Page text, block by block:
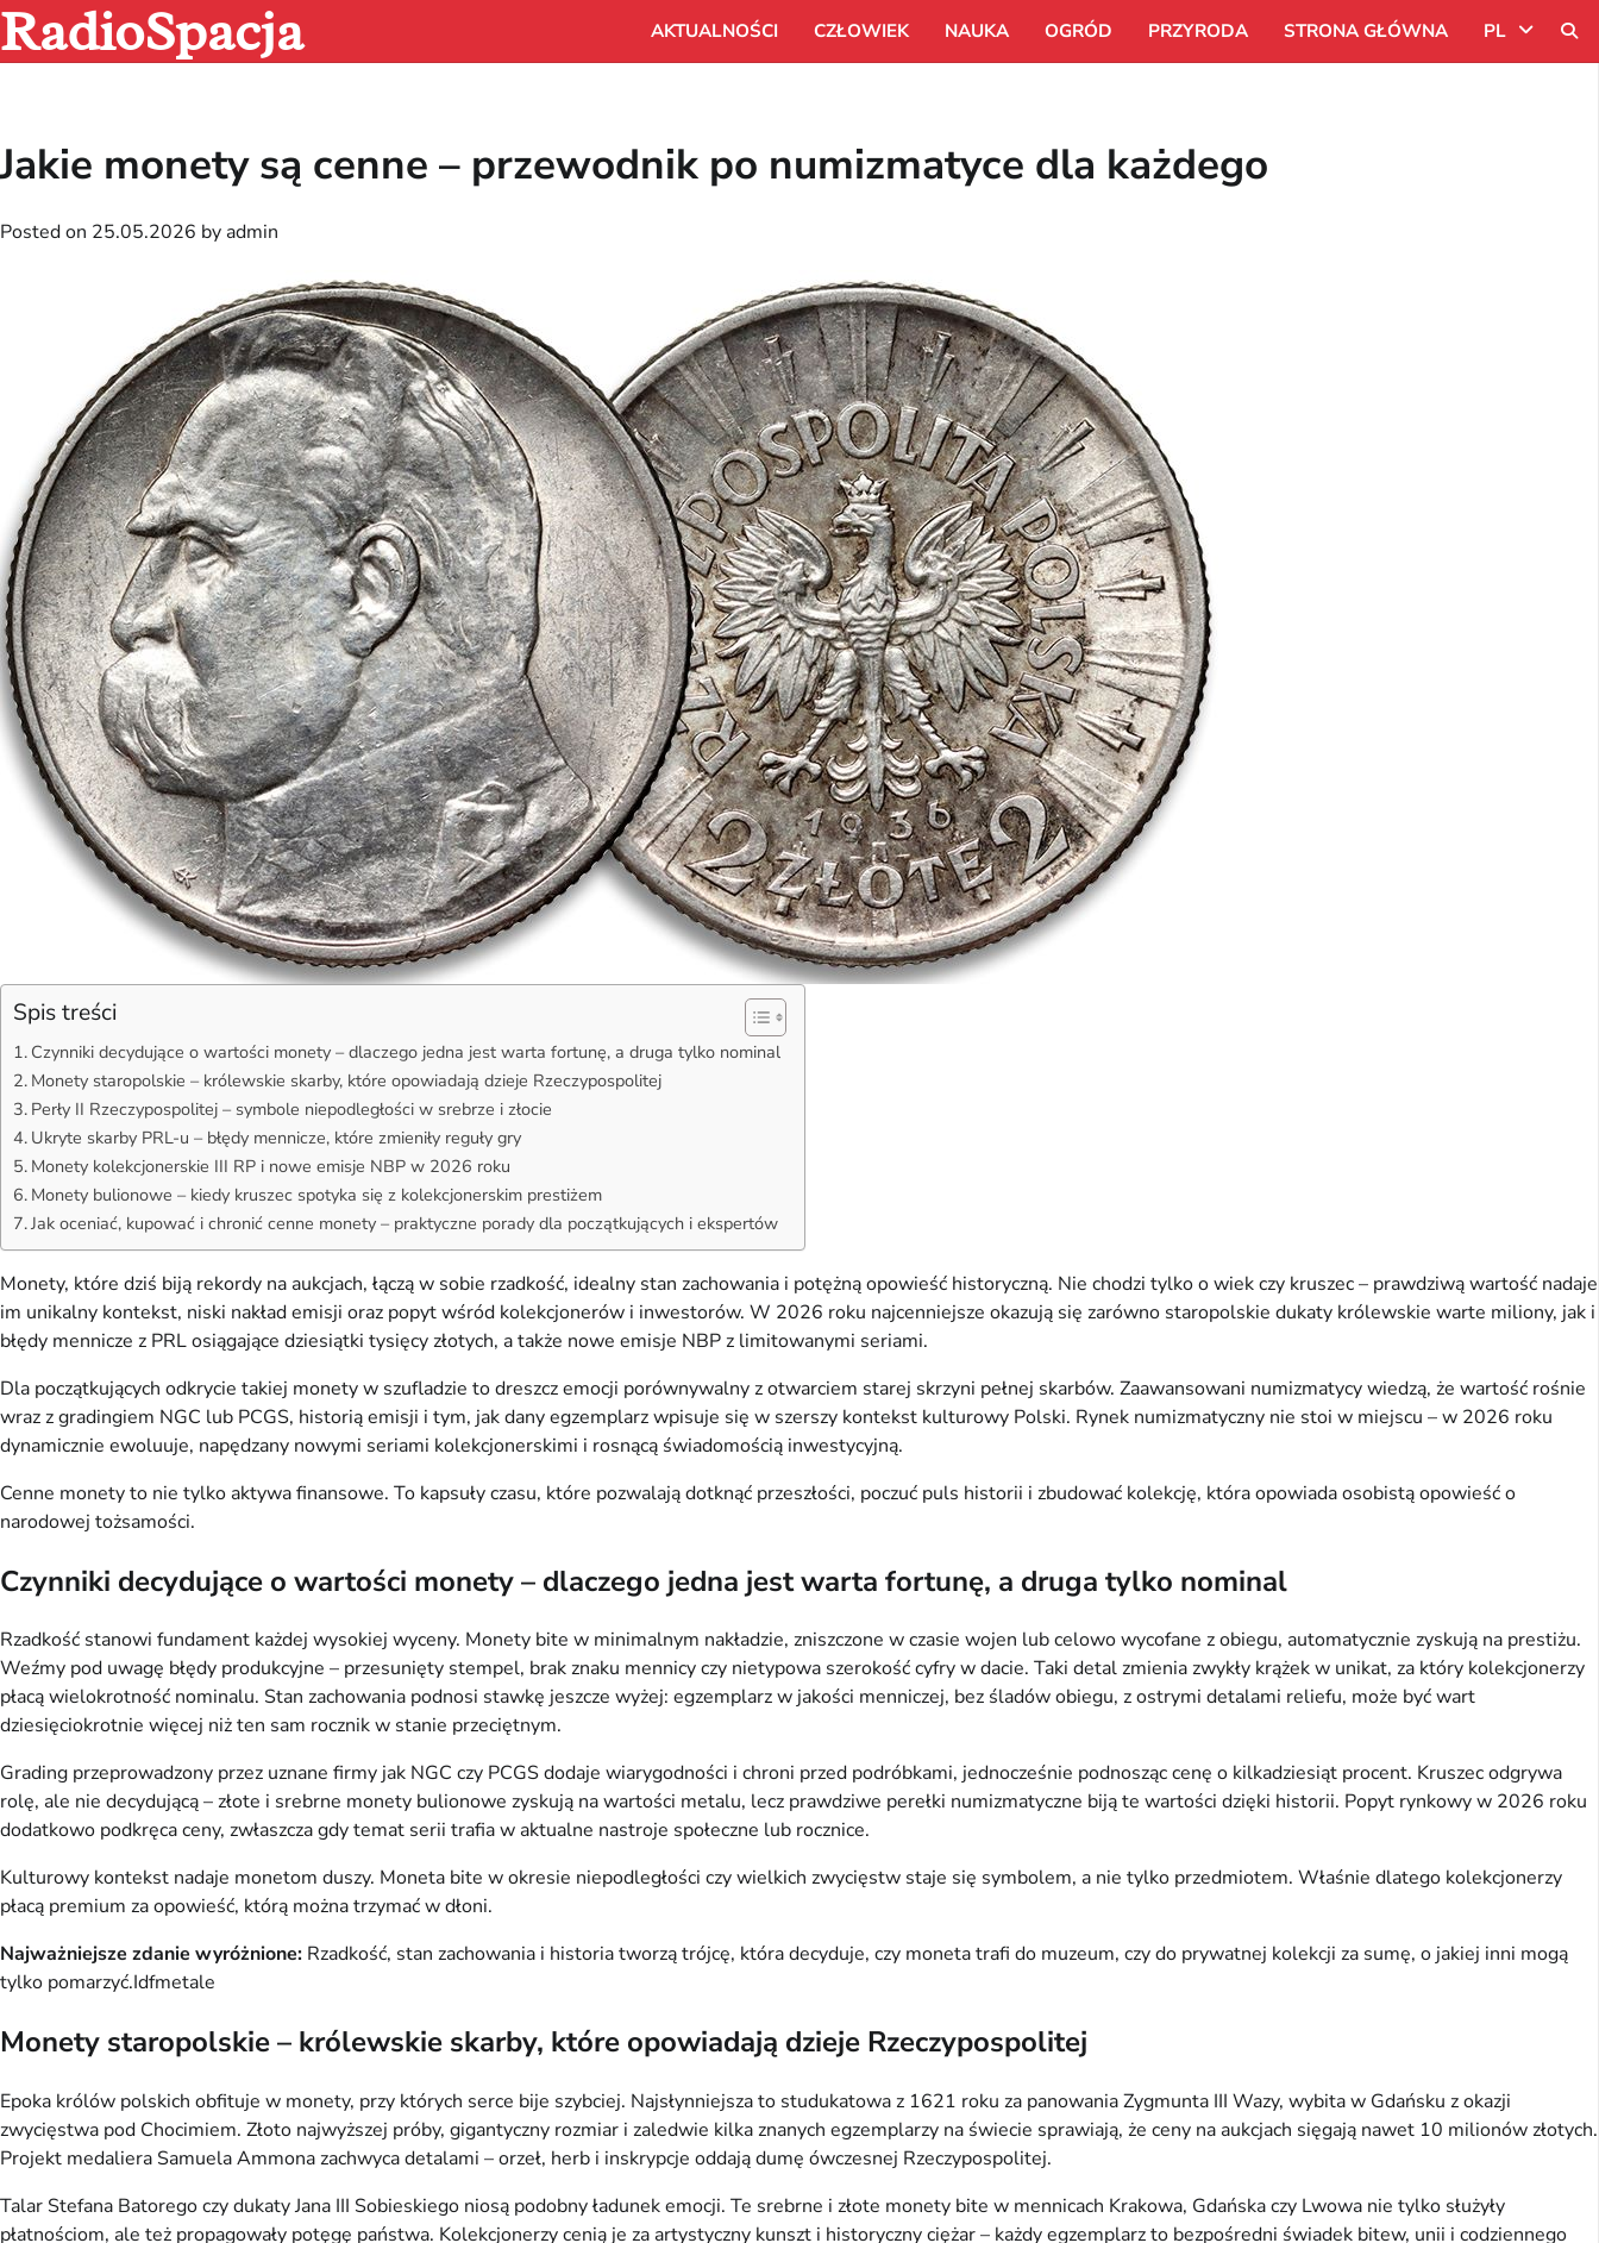
Skip
to
content
RadioSpacja AKTUALNOŚCI CZŁOWIEK NAUKA OGRÓD PRZYRODA STRONA GŁÓWNA PL
Jakie monety są cenne – przewodnik po numizmatyce dla każdego
Posted on 25.05.2026 by admin
Spis treści
Czynniki decydujące o wartości monety – dlaczego jedna jest warta fortunę, a druga tylko nominal
Monety staropolskie – królewskie skarby, które opowiadają dzieje Rzeczypospolitej
Perły II Rzeczypospolitej – symbole niepodległości w srebrze i złocie
Ukryte skarby PRL-u – błędy mennicze, które zmieniły reguły gry
Monety kolekcjonerskie III RP i nowe emisje NBP w 2026 roku
Monety bulionowe – kiedy kruszec spotyka się z kolekcjonerskim prestiżem
Jak oceniać, kupować i chronić cenne monety – praktyczne porady dla początkujących i ekspertów
Monety, które dziś biją rekordy na aukcjach, łączą w sobie rzadkość, idealny stan zachowania i potężną opowieść historyczną. Nie chodzi tylko o wiek czy kruszec – prawdziwą wartość nadaje
im unikalny kontekst, niski nakład emisji oraz popyt wśród kolekcjonerów i inwestorów. W 2026 roku najcenniejsze okazują się zarówno staropolskie dukaty królewskie warte miliony, jak i
błędy mennicze z PRL osiągające dziesiątki tysięcy złotych, a także nowe emisje NBP z limitowanymi seriami.
Dla początkujących odkrycie takiej monety w szufladzie to dreszcz emocji porównywalny z otwarciem starej skrzyni pełnej skarbów. Zaawansowani numizmatycy wiedzą, że wartość rośnie
wraz z gradingiem NGC lub PCGS, historią emisji i tym, jak dany egzemplarz wpisuje się w szerszy kontekst kulturowy Polski. Rynek numizmatyczny nie stoi w miejscu – w 2026 roku
dynamicznie ewoluuje, napędzany nowymi seriami kolekcjonerskimi i rosnącą świadomością inwestycyjną.
Cenne monety to nie tylko aktywa finansowe. To kapsuły czasu, które pozwalają dotknąć przeszłości, poczuć puls historii i zbudować kolekcję, która opowiada osobistą opowieść o
narodowej tożsamości.
Czynniki decydujące o wartości monety – dlaczego jedna jest warta fortunę, a druga tylko nominal
Rzadkość stanowi fundament każdej wysokiej wyceny. Monety bite w minimalnym nakładzie, zniszczone w czasie wojen lub celowo wycofane z obiegu, automatycznie zyskują na prestiżu.
Weźmy pod uwagę błędy produkcyjne – przesunięty stempel, brak znaku mennicy czy nietypowa szerokość cyfry w dacie. Taki detal zmienia zwykły krążek w unikat, za który kolekcjonerzy
płacą wielokrotność nominalu. Stan zachowania podnosi stawkę jeszcze wyżej: egzemplarz w jakości menniczej, bez śladów obiegu, z ostrymi detalami reliefu, może być wart
dziesięciokrotnie więcej niż ten sam rocznik w stanie przeciętnym.
Grading przeprowadzony przez uznane firmy jak NGC czy PCGS dodaje wiarygodności i chroni przed podróbkami, jednocześnie podnosząc cenę o kilkadziesiąt procent. Kruszec odgrywa
rolę, ale nie decydującą – złote i srebrne monety bulionowe zyskują na wartości metalu, lecz prawdziwe perełki numizmatyczne biją te wartości dzięki historii. Popyt rynkowy w 2026 roku
dodatkowo podkręca ceny, zwłaszcza gdy temat serii trafia w aktualne nastroje społeczne lub rocznice.
Kulturowy kontekst nadaje monetom duszy. Moneta bite w okresie niepodległości czy wielkich zwycięstw staje się symbolem, a nie tylko przedmiotem. Właśnie dlatego kolekcjonerzy
płacą premium za opowieść, którą można trzymać w dłoni.
Najważniejsze zdanie wyróżnione: Rzadkość, stan zachowania i historia tworzą trójcę, która decyduje, czy moneta trafi do muzeum, czy do prywatnej kolekcji za sumę, o jakiej inni mogą
tylko pomarzyć.⁠Idfmetale
Monety staropolskie – królewskie skarby, które opowiadają dzieje Rzeczypospolitej
Epoka królów polskich obfituje w monety, przy których serce bije szybciej. Najsłynniejsza to studukatowa z 1621 roku za panowania Zygmunta III Wazy, wybita w Gdańsku z okazji
zwycięstwa pod Chocimiem. Złoto najwyższej próby, gigantyczny rozmiar i zaledwie kilka znanych egzemplarzy na świecie sprawiają, że ceny na aukcjach sięgają nawet 10 milionów złotych.
Projekt medaliera Samuela Ammona zachwyca detalami – orzeł, herb i inskrypcje oddają dumę ówczesnej Rzeczypospolitej.
Talar Stefana Batorego czy dukaty Jana III Sobieskiego niosą podobny ładunek emocji. Te srebrne i złote monety bite w mennicach Krakowa, Gdańska czy Lwowa nie tylko służyły
płatnościom, ale też propagowały potęgę państwa. Kolekcjonerzy cenią je za artystyczny kunszt i historyczny ciężar – każdy egzemplarz to bezpośredni świadek bitew, unii i codziennego